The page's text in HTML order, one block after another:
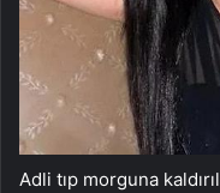
Adli tıp morguna